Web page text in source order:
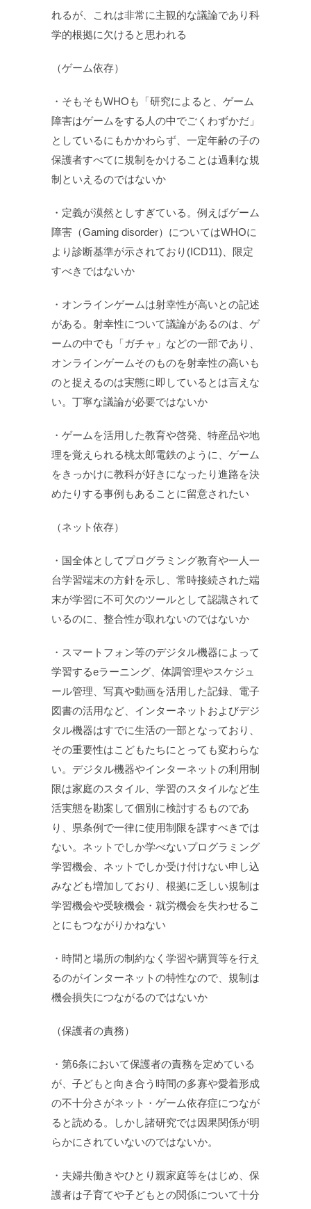
れるが、これは非常に主観的な議論であり科
学的根拠に欠けると思われる
（ゲーム依存）
・そもそもWHOも「研究によると、ゲーム
障害はゲームをする人の中でごくわずかだ」
としているにもかかわらず、一定年齢の子の
保護者すべてに規制をかけることは過剰な規
制といえるのではないか
・定義が漠然としすぎている。例えばゲーム
障害（Gaming disorder）についてはWHOに
より診断基準が示されており(ICD11)、限定
すべきではないか
・オンラインゲームは射幸性が高いとの記述
がある。射幸性について議論があるのは、ゲ
ームの中でも「ガチャ」などの一部であり、
オンラインゲームそのものを射幸性の高いも
のと捉えるのは実態に即しているとは言えな
い。丁寧な議論が必要ではないか
・ゲームを活用した教育や啓発、特産品や地
理を覚えられる桃太郎電鉄のように、ゲーム
をきっかけに教科が好きになったり進路を決
めたりする事例もあることに留意されたい
（ネット依存）
・国全体としてプログラミング教育や一人一
台学習端末の方針を示し、常時接続された端
末が学習に不可欠のツールとして認識されて
いるのに、整合性が取れないのではないか
・スマートフォン等のデジタル機器によって
学習するeラーニング、体調管理やスケジュ
ール管理、写真や動画を活用した記録、電子
図書の活用など、インターネットおよびデジ
タル機器はすでに生活の一部となっており、
その重要性はこどもたちにとっても変わらな
い。デジタル機器やインターネットの利用制
限は家庭のスタイル、学習のスタイルなど生
活実態を勘案して個別に検討するものであ
り、県条例で一律に使用制限を課すべきでは
ない。ネットでしか学べないプログラミング
学習機会、ネットでしか受け付けない申し込
みなども増加しており、根拠に乏しい規制は
学習機会や受験機会・就労機会を失わせるこ
とにもつながりかねない
・時間と場所の制約なく学習や購買等を行え
るのがインターネットの特性なので、規制は
機会損失につながるのではないか
（保護者の責務）
・第6条において保護者の責務を定めている
が、子どもと向き合う時間の多寡や愛着形成
の不十分さがネット・ゲーム依存症につなが
ると読める。しかし諸研究では因果関係が明
らかにされていないのではないか。
・夫婦共働きやひとり親家庭等をはじめ、保
護者は子育てや子どもとの関係について十分